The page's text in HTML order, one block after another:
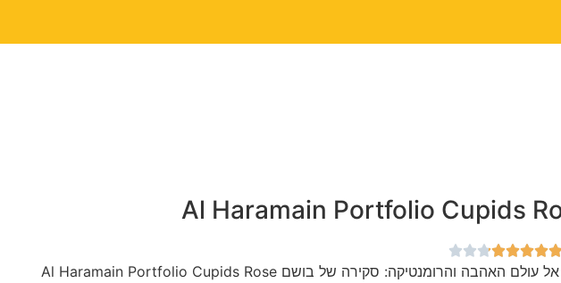
Al Haramain Portfolio Cupids
מסע אל עולם האהבה והרומנטיקה: סקירה של בושם Al Haramain Portfolio Cupids Rose